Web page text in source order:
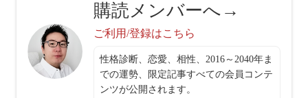
購読メンバーへ→
ご利用/登録はこちら
性格診断、恋愛、相性、2016～2040年ま
での運勢、限定記事すべての会員コンテ
ンツが公開されます。